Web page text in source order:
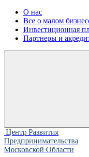
О нас
Все о малом
Инвестиционная
Партнеры и
Центр Развития
Предпринимательства
Московской Области